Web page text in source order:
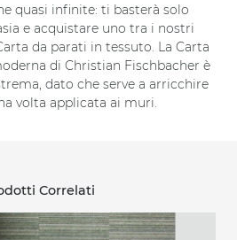
quasi infinite: ti basterà solo
e acquistare uno tra i nostri
da parati in tessuto. La Carta
di Christian Fischbacher è
dato che serve a arricchire
volta applicata ai muri.
Correlati